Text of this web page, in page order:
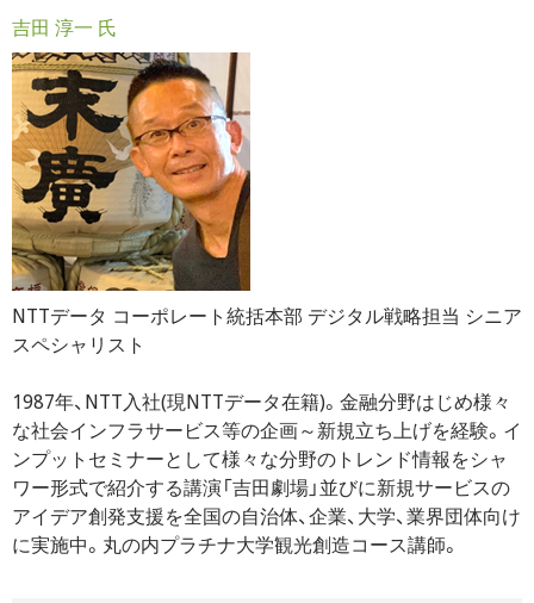
吉田 淳一 氏
NTTデータ コーポレート統括本部 デジタル戦略担当 シニア
スペシャリスト
1987年、NTT入社(現NTTデータ在籍)。金融分野はじめ様々
な社会インフラサービス等の企画～新規立ち上げを経験。イ
ンプットセミナーとして様々な分野のトレンド情報をシャ
ワー形式で紹介する講演「吉田劇場」並びに新規サービスの
アイデア創発支援を全国の自治体、企業、大学、業界団体向け
に実施中。丸の内プラチナ大学観光創造コース講師。